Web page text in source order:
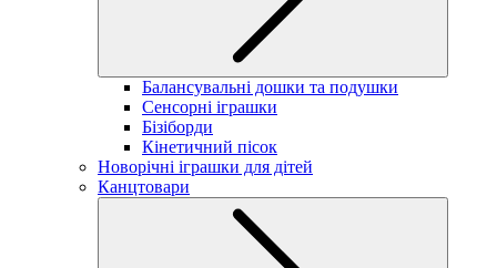
Балансувальні дошки та подушки
Сенсорні іграшки
Бізіборди
Кінетичний пісок
Новорічні іграшки для дітей
Канцтовари